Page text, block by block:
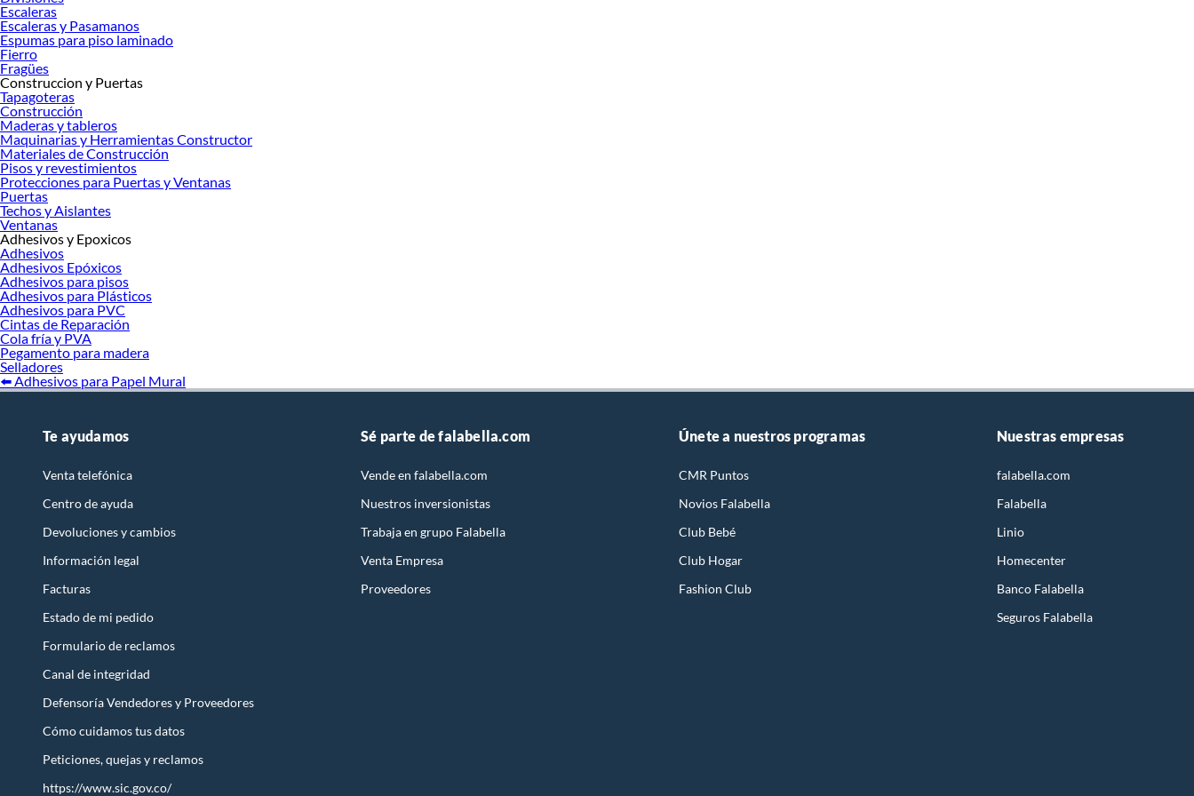
Escaleras
Escaleras y Pasamanos
Espumas para piso laminado
Fierro
Fragües
Construccion y Puertas
Tapagoteras
Construcción
Maderas y tableros
Maquinarias y Herramientas Constructor
Materiales de Construcción
Pisos y revestimientos
Protecciones para Puertas y Ventanas
Puertas
Techos y Aislantes
Ventanas
Adhesivos y Epoxicos
Adhesivos
Adhesivos Epóxicos
Adhesivos para pisos
Adhesivos para Plásticos
Adhesivos para PVC
Cintas de Reparación
Cola fría y PVA
Pegamento para madera
Selladores
⬅️ Adhesivos para Papel Mural
Te ayudamos
Venta telefónica
Centro de ayuda
Devoluciones y cambios
Información legal
Facturas
Estado de mi pedido
Formulario de reclamos
Canal de integridad
Defensoría Vendedores y Proveedores
Cómo cuidamos tus datos
Peticiones, quejas y reclamos
https://www.sic.gov.co/
Sé parte de falabella.com
Vende en falabella.com
Nuestros inversionistas
Trabaja en grupo Falabella
Venta Empresa
Proveedores
Únete a nuestros programas
CMR Puntos
Novios Falabella
Club Bebé
Club Hogar
Fashion Club
Nuestras empresas
falabella.com
Falabella
Linio
Homecenter
Banco Falabella
Seguros Falabella